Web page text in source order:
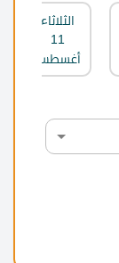
الثلاثاء
11
أغسطس